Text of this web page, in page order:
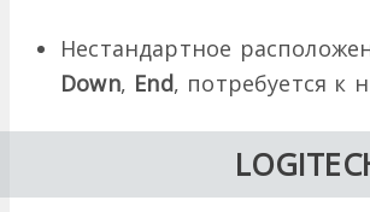
Нестандартное
Down, End, потребуется к